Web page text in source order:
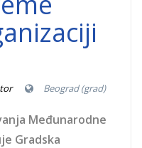
Beograd (grad)
Međunarodne
Gradska